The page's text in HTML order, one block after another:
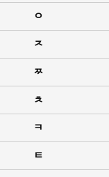
ㅇ
ㅈ
ㅉ
ㅊ
ㅋ
ㅌ